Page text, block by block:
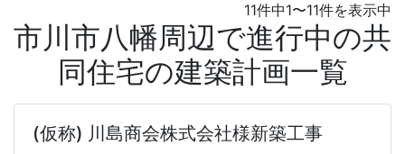
11件中1〜11件を表示中
市川市八幡周辺で進行中の共
同住宅の建築計画一覧
(仮称) 川島商会株式会社様新築工事